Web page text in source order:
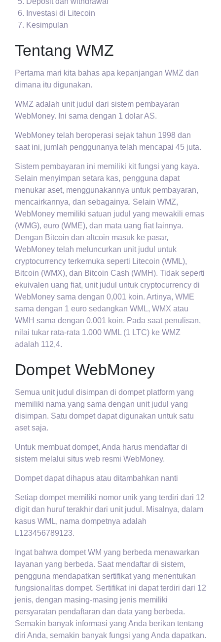
Investasi di Litecoin
Kesimpulan
Tentang WMZ
Pertama mari kita bahas apa kepanjangan WMZ dan
dimana itu digunakan.
WMZ adalah unit judul dari sistem pembayaran
WebMoney. Ini sama dengan 1 dolar AS.
WebMoney telah beroperasi sejak tahun 1998 dan
saat ini, jumlah penggunanya telah mencapai 45 juta.
Sistem pembayaran ini memiliki kit fungsi yang kaya.
Selain menyimpan setara kas, pengguna dapat
menukar aset, menggunakannya untuk pembayaran,
mencairkannya, dan sebagainya. Selain WMZ,
WebMoney memiliki satuan judul yang mewakili emas
(WMG), euro (WME), dan mata uang fiat lainnya.
Dengan Bitcoin dan altcoin masuk ke pasar,
WebMoney telah meluncurkan unit judul untuk
cryptocurrency terkemuka seperti Litecoin (WML),
Bitcoin (WMX), dan Bitcoin Cash (WMH). Tidak seperti
ekuivalen uang fiat, unit judul untuk cryptocurrency di
WebMoney sama dengan 0,001 koin. Artinya, WME
sama dengan 1 euro sedangkan WML, WMX atau
WMH sama dengan 0,001 koin. Pada saat penulisan,
nilai tukar rata-rata 1.000 WML (1 LTC) ke WMZ
adalah 112,4.
Dompet WebMoney
Semua unit judul disimpan di dompet platform yang
memiliki nama yang sama dengan unit judul yang
disimpan. Satu dompet dapat digunakan untuk satu
aset saja.
Untuk membuat dompet, Anda harus mendaftar di
sistem melalui situs web resmi WebMoney.
Dompet dapat dihapus atau ditambahkan nanti
Setiap dompet memiliki nomor unik yang terdiri dari 12
digit dan huruf terakhir dari unit judul. Misalnya, dalam
kasus WML, nama dompetnya adalah
L123456789123.
Ingat bahwa dompet WM yang berbeda menawarkan
layanan yang berbeda. Saat mendaftar di sistem,
pengguna mendapatkan sertifikat yang menentukan
fungsionalitas dompet. Sertifikat ini dapat terdiri dari 12
jenis, dengan masing-masing jenis memiliki
persyaratan pendaftaran dan data yang berbeda.
Semakin banyak informasi yang Anda berikan tentang
diri Anda, semakin banyak fungsi yang Anda dapatkan.